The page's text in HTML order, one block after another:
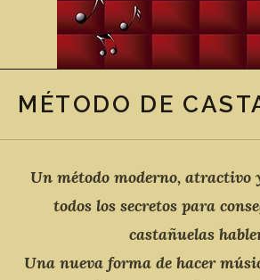
MÉTODO DE
Un método moderno, atractivo
todos los secretos para
castañuelas
Una nueva forma de hacer